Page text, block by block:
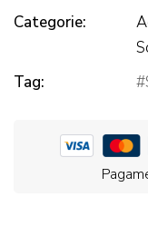
Categorie:
Tag: